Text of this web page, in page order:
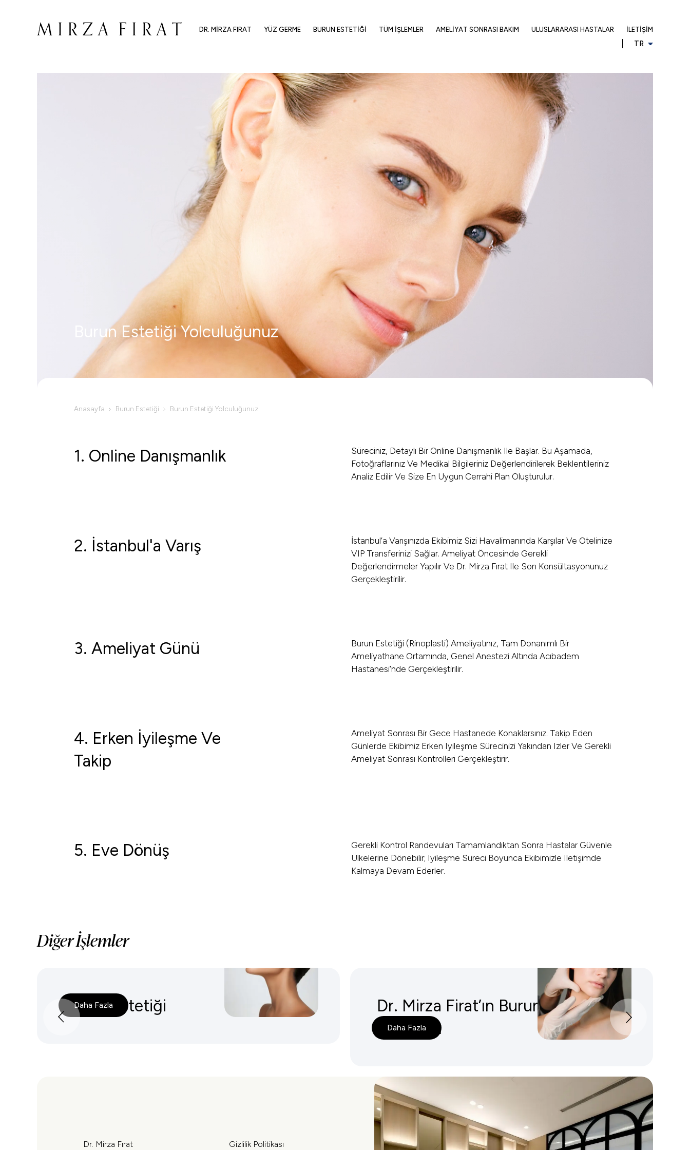
DR. MIRZA FIRAT YÜZ GERME BURUN ESTETIĞI TÜM İŞLEMLER AMELIYAT SONRASI BAKIM ULUSLARARASI HASTALAR İLETIŞIM
TR
Burun Estetiği Yolculuğunuz
Anasayfa Burun Estetiği Burun Estetiği Yolculuğunuz
1. Online Danışmanlık
Süreciniz, Detaylı Bir Online Danışmanlık Ile Başlar. Bu Aşamada,
Fotoğraflarınız Ve Medikal Bilgileriniz Değerlendirilerek Beklentileriniz
Analiz Edilir Ve Size En Uygun Cerrahi Plan Oluşturulur.
2.⁠ İstanbul'a Varış
İstanbul’a Varışınızda Ekibimiz Sizi Havalimanında Karşılar Ve Otelinize
VIP Transferinizi Sağlar. Ameliyat Öncesinde Gerekli
Değerlendirmeler Yapılır Ve Dr. Mirza Fırat Ile Son Konsültasyonunuz
Gerçekleştirilir.
3.⁠ Ameliyat Günü
Burun Estetiği (rinoplasti) Ameliyatınız, Tam Donanımlı Bir
Ameliyathane Ortamında, Genel Anestezi Altında Acıbadem
Hastanesi’nde Gerçekleştirilir.
4.⁠ ⁠Erken İyileşme Ve
Takip
Ameliyat Sonrası Bir Gece Hastanede Konaklarsınız. Takip Eden
Günlerde Ekibimiz Erken Iyileşme Sürecinizi Yakından Izler Ve Gerekli
Ameliyat Sonrası Kontrolleri Gerçekleştirir.
5.⁠ ⁠Eve Dönüş
Gerekli Kontrol Randevuları Tamamlandıktan Sonra Hastalar Güvenle
Ülkelerine Dönebilir; Iyileşme Süreci Boyunca Ekibimizle Iletişimde
Kalmaya Devam Ederler.
Diğer İşlemler
Burun Estetiği
Daha Fazla
Dr. Mirza Firat’ın Burun Estetiğine
Yaklaşımı
Daha Fazla
Dr. Mirza Fırat Gizlilik Politikası